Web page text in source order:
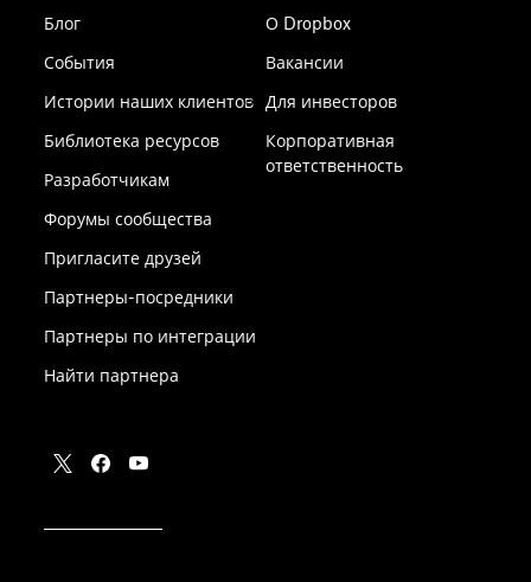
Блог
События
Истории наших клиентов
Библиотека ресурсов
Разработчикам
Форумы сообщества
Пригласите друзей
Партнеры-посредники
Партнеры по интеграции
Найти партнера
О Dropbox
Вакансии
Для инвесторов
Корпоративная
ответственность